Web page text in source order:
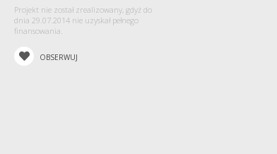
Projekt nie został zrealizowany, gdyż do
dnia 29.07.2014 nie uzyskał pełnego
finansowania.
OBSERWUJ